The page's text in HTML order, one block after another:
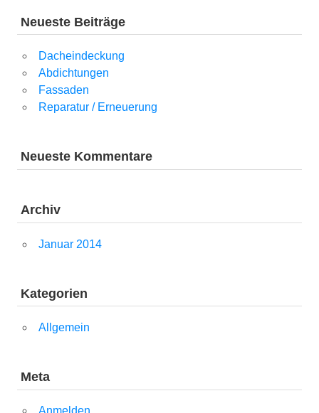
Neueste Beiträge
Dacheindeckung
Abdichtungen
Fassaden
Reparatur / Erneuerung
Neueste Kommentare
Archiv
Januar 2014
Kategorien
Allgemein
Meta